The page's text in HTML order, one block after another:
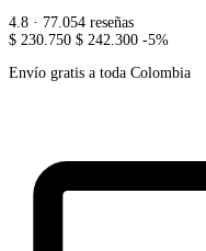
4.8 · 77.054 reseñas
$ 230.750 $ 242.300 -5%
Envío gratis a toda Colombia